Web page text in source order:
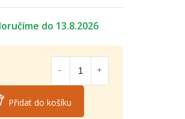
13.8.2026
Přidat do košíku